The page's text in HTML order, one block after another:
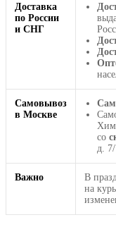
Доставка
по России
и СНГ
Самовывоз
в Москве
со
д.
Важно
В
на